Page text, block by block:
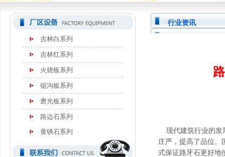
吉林白系列
吉林红系列
火烧板系列
锯沟板系列
磨光板系列
路边石系列
黄锈石系列
行业资讯
现代建筑行业的发
庄严，提高了品位。
式保证路牙石更好地